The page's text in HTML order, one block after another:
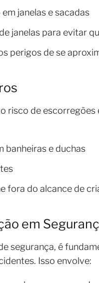
janelas e sacadas
janelas para evitar
perigos de se
risco de
banheiras e duchas
fora do alcance de
em
segurança, é
Isso envolve: